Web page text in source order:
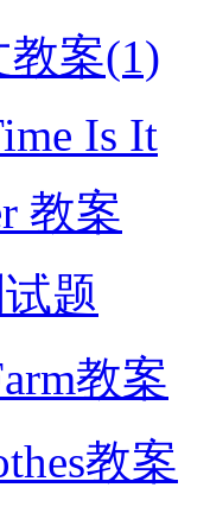
案(1)
Is It
教案
题
教案
教案